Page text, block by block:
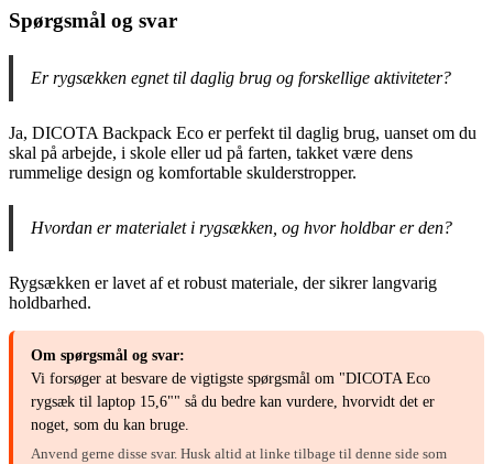
Spørgsmål og svar
Er rygsækken egnet til daglig brug og forskellige aktiviteter?
Ja, DICOTA Backpack Eco er perfekt til daglig brug, uanset om du
skal på arbejde, i skole eller ud på farten, takket være dens
rummelige design og komfortable skulderstropper.
Hvordan er materialet i rygsækken, og hvor holdbar er den?
Rygsækken er lavet af et robust materiale, der sikrer langvarig
holdbarhed.
Om spørgsmål og svar:
Vi forsøger at besvare de vigtigste spørgsmål om "DICOTA Eco
rygsæk til laptop 15,6"" så du bedre kan vurdere, hvorvidt det er
noget, som du kan bruge.
Anvend gerne disse svar. Husk altid at linke tilbage til denne side som